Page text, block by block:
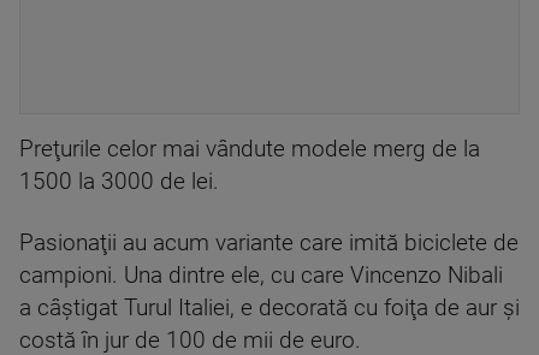
Preţurile celor mai vândute modele merg de la
1500 la 3000 de lei.
Pasionaţii au acum variante care imită biciclete de
campioni. Una dintre ele, cu care Vincenzo Nibali
a câştigat Turul Italiei, e decorată cu foiţa de aur şi
costă în jur de 100 de mii de euro.